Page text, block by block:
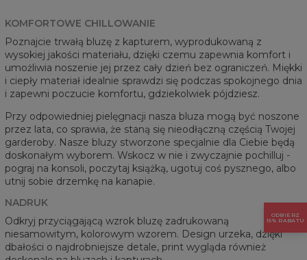
KOMFORTOWE CHILLOWANIE
Poznajcie trwałą bluzę z kapturem, wyprodukowaną z
wysokiej jakości materiału, dzięki czemu zapewnia komfort i
umożliwia noszenie jej przez cały dzień bez ograniczeń. Miękki
i ciepły materiał idealnie sprawdzi się podczas spokojnego dnia
i zapewni poczucie komfortu, gdziekolwiek pójdziesz.
Przy odpowiedniej pielęgnacji nasza bluza mogą być noszone
przez lata, co sprawia, że staną się nieodłączną częścią Twojej
garderoby. Nasze bluzy stworzone specjalnie dla Ciebie będą
doskonałym wyborem. Wskocz w nie i zwyczajnie pochilluj -
pograj na konsoli, poczytaj książką, ugotuj coś pysznego, albo
utnij sobie drzemkę na kanapie.
NADRUK
Odkryj przyciągającą wzrok bluzę zadrukowaną
niesamowitym, kolorowym wzorem. Design urzeka, dzięki
dbałości o najdrobniejsze detale, print wygląda również
ODBIERZ
15% RABATU